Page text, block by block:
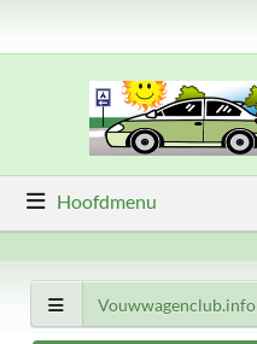
Hoofdmenu
Vouwwagenclub.info